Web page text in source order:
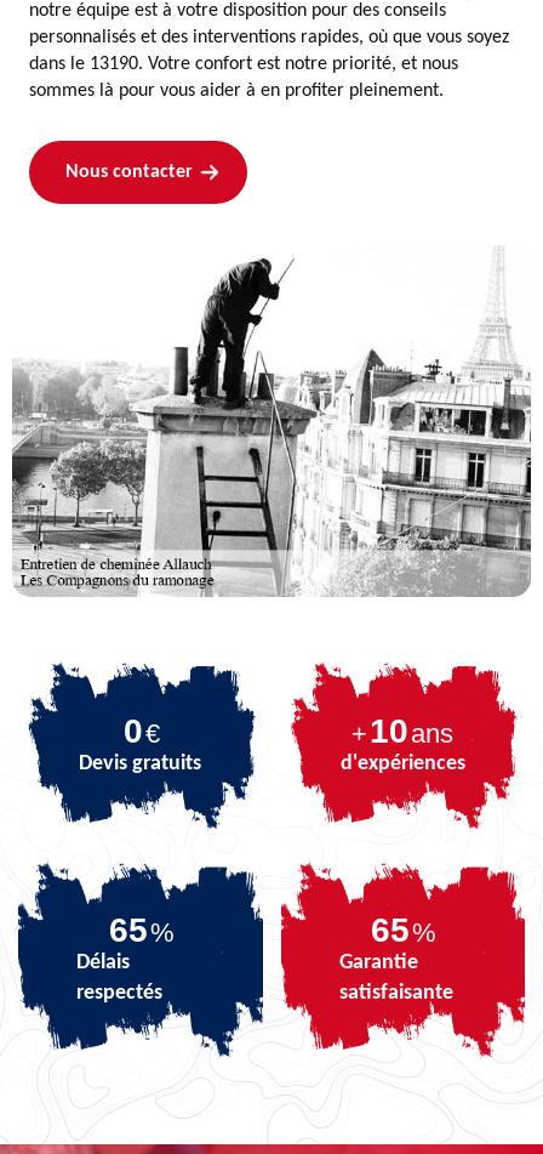
notre équipe est à votre disposition pour des conseils
personnalisés et des interventions rapides, où que vous soyez
dans le 13190. Votre confort est notre priorité, et nous
sommes là pour vous aider à en profiter pleinement.
Nous contacter
0€
Devis gratuits
+10ans
d'expériences
80%
Délais
respectés
80%
Garantie
satisfaisante